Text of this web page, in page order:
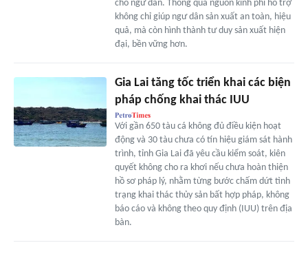
cho ngư dân. Thông qua nguồn kinh phí hỗ trợ
không chỉ giúp ngư dân sản xuất an toàn, hiệu
quả, mà còn hình thành tư duy sản xuất hiện
đại, bền vững hơn.
Gia Lai tăng tốc triển khai các biện
pháp chống khai thác IUU
Với gần 650 tàu cá không đủ điều kiện hoạt
động và 30 tàu chưa có tín hiệu giám sát hành
trình, tỉnh Gia Lai đã yêu cầu kiểm soát, kiên
quyết không cho ra khơi nếu chưa hoàn thiện
hồ sơ pháp lý, nhằm từng bước chấm dứt tình
trạng khai thác thủy sản bất hợp pháp, không
báo cáo và không theo quy định (IUU) trên địa
bàn.